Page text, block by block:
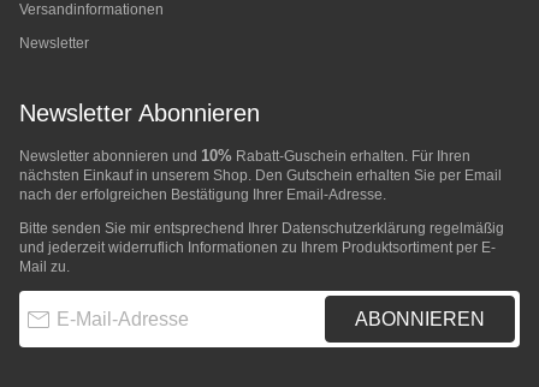
Versandinformationen
Newsletter
Newsletter Abonnieren
Newsletter abonnieren und 10% Rabatt-Guschein erhalten. Für Ihren
nächsten Einkauf in unserem Shop. Den Gutschein erhalten Sie per Email
nach der erfolgreichen Bestätigung Ihrer Email-Adresse.
Bitte senden Sie mir entsprechend Ihrer Datenschutzerklärung regelmäßig
und jederzeit widerruflich Informationen zu Ihrem Produktsortiment per E-
Mail zu.
ABONNIEREN